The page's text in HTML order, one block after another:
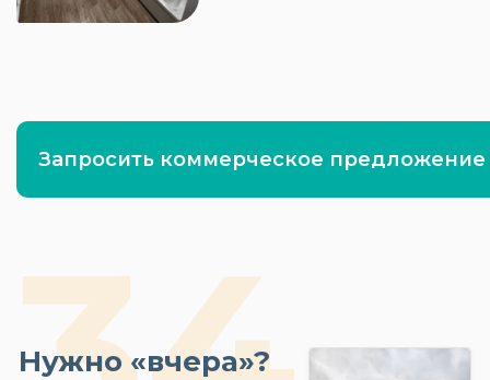
Запросить коммерческое предложение
Нужно «вчера»?